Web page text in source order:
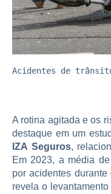
Acidentes de
A rotina agitada e os
destaque em um
IZA Seguros,
Em 2023, a média
por acidentes
revela o